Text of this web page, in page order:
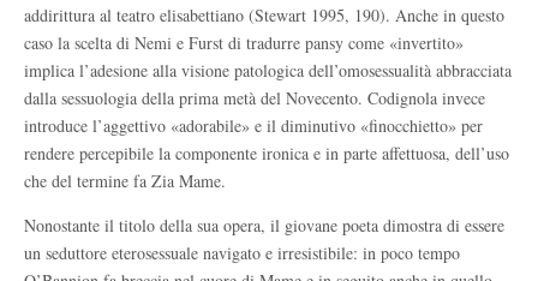
addirittura al teatro elisabettiano (Stewart 1995, 190). Anche in questo
caso la scelta di Nemi e Furst di tradurre pansy come «invertito»
implica l’adesione alla visione patologica dell’omosessualità abbracciata
dalla sessuologia della prima metà del Novecento. Codignola invece
introduce l’aggettivo «adorabile» e il diminutivo «finocchietto» per
rendere percepibile la componente ironica e in parte affettuosa, dell’uso
che del termine fa Zia Mame.
Nonostante il titolo della sua opera, il giovane poeta dimostra di essere
un seduttore eterosessuale navigato e irresistibile: in poco tempo